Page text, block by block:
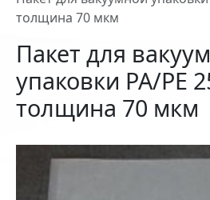
толщина 70 мкм
Пакет для
упаковки PA/PE
толщина 70 мкм